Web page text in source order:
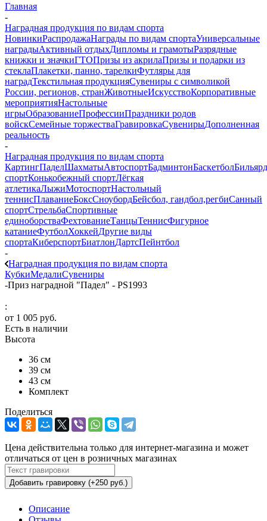
Главная
-
Наградная продукция по видам спорта
НовинкиРаспродажаНаграды по видам спортаУниверсальные
наградыАктивный отдыхДипломы и грамотыРазрядные
книжки и значкиГТОПризы из акрилаПризы и подарки из
стеклаПлакетки, панно, тарелкиФутляры для
наградТекстильная продукцияСувениры с символикой
России, регионов, странЖивотныеИскусствоКорпоративные
мероприятияНастольные
игрыОбразованиеПрофессииПраздники родов
войскСемейные торжестваГравировкаСувенирыДополненная
реальность
-
Наградная продукция по видам спорта
КартингПаделШахматыАвтоспортБадминтонБаскетболБильярд
спортКонькобежный спортЛёгкая
атлетикаЛыжиМотоспортНастольный
теннисПлаваниеБоксСноубордБейсбол, гандбол,регбиСанный
спортСтрельбаСпортивные
единоборстваФехтованиеТанцыТеннисФигурное
катаниеФутболХоккейДругие виды
спортаКиберспортБиатлонДартсПейнтбол
-
Наградная продукция по видам спорта
КубкиМедалиСувениры
-Приз наградной "Падел" - PS1993
:
от 1 005 руб.
Есть в наличии
Высота
36 см
39 см
43 см
Комплект
Поделиться
Цена действительна только для интернет-магазина и может
отличаться от цен в розничных магазинах
Добавить гравировку (+250 руб.)
Описание